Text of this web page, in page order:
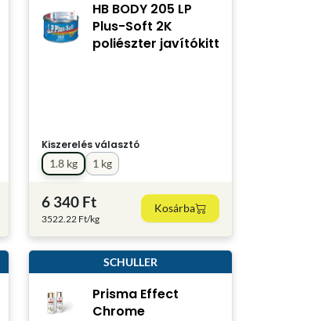
HB BODY 205 LP
Plus-Soft 2K
poliészter javítókitt
Kiszerelés választó
1 kg
1.8 kg
6 340 Ft
3522.22 Ft/kg
Kosárba
SCHULLER
Prisma Effect
Chrome